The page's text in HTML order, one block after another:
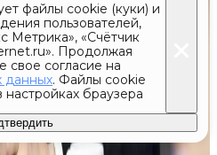
файлы cookie (куки) и
пользователей,
Метрика», «Счётчик
Продолжая
свое согласие на
данных. Файлы cookie
браузера